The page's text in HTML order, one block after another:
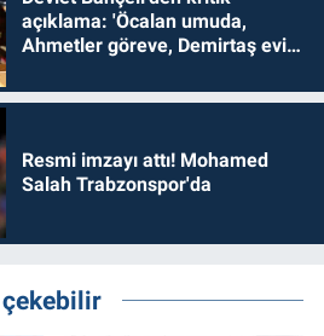
açıklama: 'Öcalan umuda,
Ahmetler göreve, Demirtaş evine
Resmi imzayı attı! Mohamed
Salah Trabzonspor'da